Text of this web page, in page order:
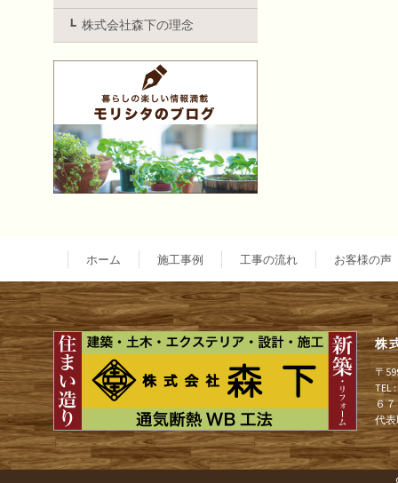
ー
シ
ョ
ン
株式会社森下の理念
ホーム 施工事例 工事の流れ お客様の声
株
〒
TEL
６
代